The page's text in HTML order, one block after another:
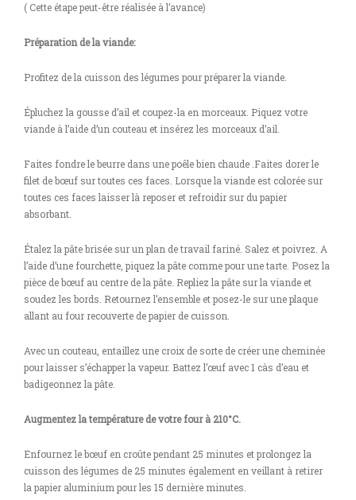
( Cette étape peut-être réalisée à l’avance)
Préparation de la viande:
Profitez de la cuisson des légumes pour préparer la viande.
Épluchez la gousse d’ail et coupez-la en morceaux. Piquez votre
viande à l’aide d’un couteau et insérez les morceaux d’ail.
Faites fondre le beurre dans une poêle bien chaude .Faites dorer le
filet de bœuf sur toutes ces faces. Lorsque la viande est colorée sur
toutes ces faces laisser là reposer et refroidir sur du papier
absorbant.
Étalez la pâte brisée sur un plan de travail fariné. Salez et poivrez. A
l’aide d’une fourchette, piquez la pâte comme pour une tarte. Posez la
pièce de bœuf au centre de la pâte. Repliez la pâte sur la viande et
soudez les bords. Retournez l’ensemble et posez-le sur une plaque
allant au four recouverte de papier de cuisson.
Avec un couteau, entaillez une croix de sorte de créer une cheminée
pour laisser s’échapper la vapeur. Battez l’œuf avec 1 càs d’eau et
badigeonnez la pâte.
Augmentez la température de votre four à 210°C.
Enfournez le bœuf en croûte pendant 25 minutes et prolongez la
cuisson des légumes de 25 minutes également en veillant à retirer
la papier aluminium pour les 15 dernière minutes.